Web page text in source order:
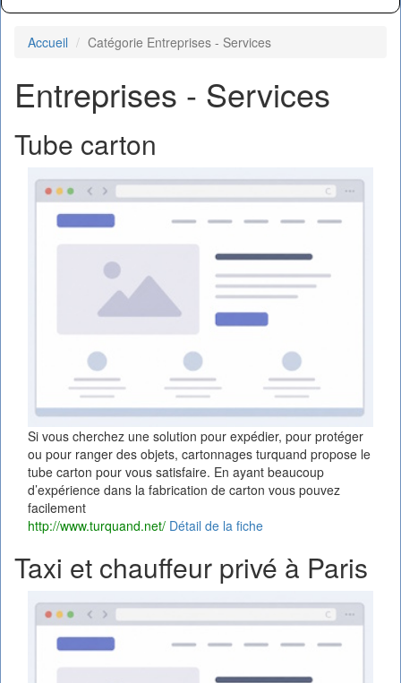
Accueil Catégorie Entreprises - Services
Entreprises - Services
Tube carton
Si vous cherchez une solution pour expédier, pour protéger
ou pour ranger des objets, cartonnages turquand propose le
tube carton pour vous satisfaire. En ayant beaucoup
d’expérience dans la fabrication de carton vous pouvez
facilement
http://www.turquand.net/ Détail de la fiche
Taxi et chauffeur privé à Paris